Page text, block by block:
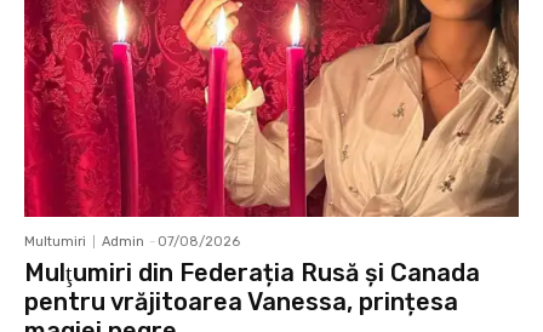
Multumiri Admin - 07/08/2026
Mulţumiri din Federația Rusă și Canada
pentru vrăjitoarea Vanessa, prințesa